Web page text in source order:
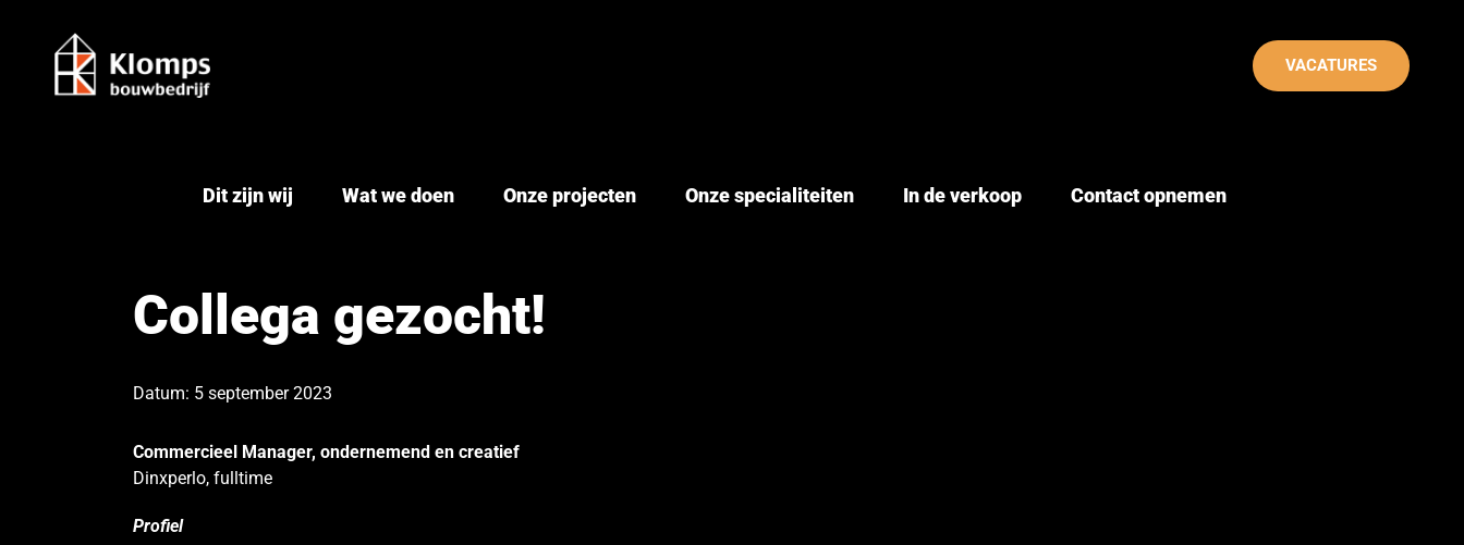
VACATURES
Dit zijn wij Wat we doen Onze projecten Onze specialiteiten In de verkoop Contact opnemen
Collega gezocht!
Datum: 5 september 2023
Commercieel Manager, ondernemend en creatief
Dinxperlo, fulltime
Profiel